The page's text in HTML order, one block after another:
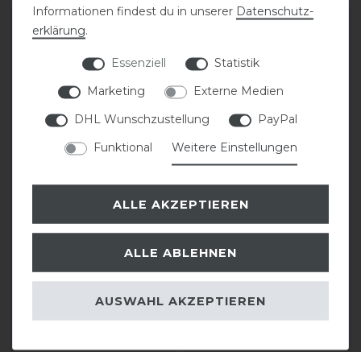
-20%
Sprungglocken
statt 32,95 €
26 Fleece Jewel
Bandagen
statt 39,95 €
Informationen findest du in unserer Daten­schutz­
erklärung.
Essenziell
Statistik
Marketing
Externe Medien
DHL Wunschzustellung
PayPal
Funktional
Weitere Einstellungen
ALLE AKZEPTIEREN
ALLE ABLEHNEN
AUSWAHL AKZEPTIEREN